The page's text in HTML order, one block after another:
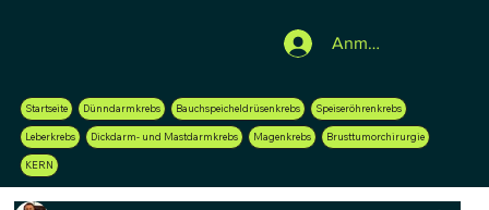
Anmelden
Startseite Dünndarmkrebs Bauchspeicheldrüsenkrebs Speiseröhrenkrebs
Leberkrebs Dickdarm- und Mastdarmkrebs Magenkrebs Brusttumorchirurgie
KERN